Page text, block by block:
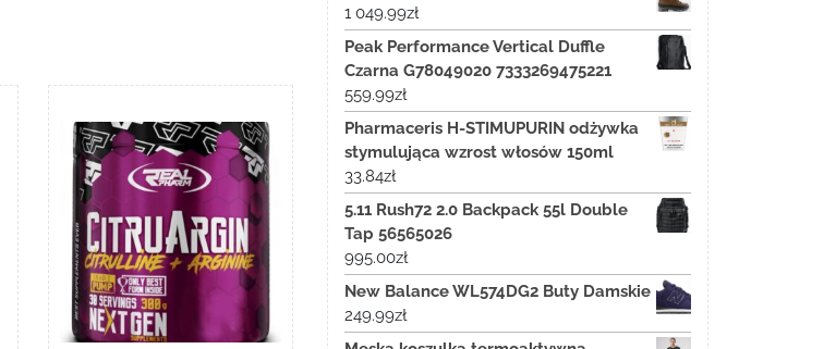
1 049.99zł
Peak Performance Vertical Duffle
Czarna G78049020 7333269475221
559.99zł
Pharmaceris H-STIMUPURIN odżywka
stymulująca wzrost włosów 150ml
33.84zł
5.11 Rush72 2.0 Backpack 55l Double
Tap 56565026
995.00zł
New Balance WL574DG2 Buty Damskie
249.99zł